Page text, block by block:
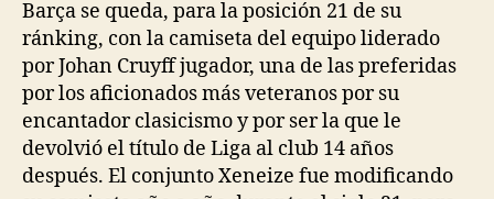
Barça se queda, para la posición 21 de su
ránking, con la camiseta del equipo liderado
por Johan Cruyff jugador, una de las preferidas
por los aficionados más veteranos por su
encantador clasicismo y por ser la que le
devolvió el título de Liga al club 14 años
después. El conjunto Xeneize fue modificando